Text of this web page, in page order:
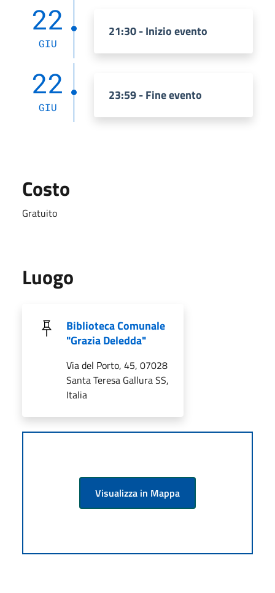
22
GIU
21:30 - Inizio evento
22
GIU
23:59 - Fine evento
Costo
Gratuito
Luogo
Biblioteca Comunale
"Grazia Deledda"
Via del Porto, 45, 07028
Santa Teresa Gallura SS,
Italia
Visualizza in Mappa